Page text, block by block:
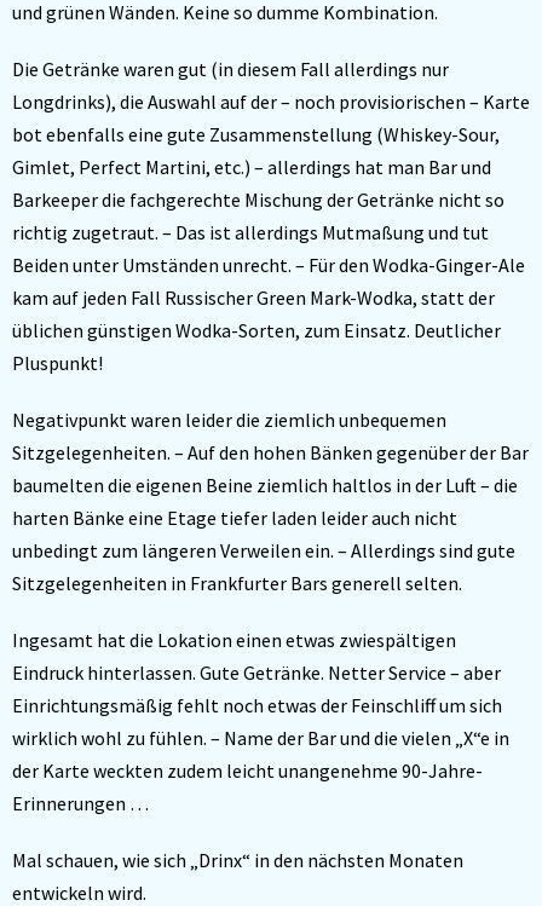
und grünen Wänden. Keine so dumme Kombination.
Die Getränke waren gut (in diesem Fall allerdings nur
Longdrinks), die Auswahl auf der – noch provisiorischen – Karte
bot ebenfalls eine gute Zusammenstellung (Whiskey-Sour,
Gimlet, Perfect Martini, etc.) – allerdings hat man Bar und
Barkeeper die fachgerechte Mischung der Getränke nicht so
richtig zugetraut. – Das ist allerdings Mutmaßung und tut
Beiden unter Umständen unrecht. – Für den Wodka-Ginger-Ale
kam auf jeden Fall Russischer Green Mark-Wodka, statt der
üblichen günstigen Wodka-Sorten, zum Einsatz. Deutlicher
Pluspunkt!
Negativpunkt waren leider die ziemlich unbequemen
Sitzgelegenheiten. – Auf den hohen Bänken gegenüber der Bar
baumelten die eigenen Beine ziemlich haltlos in der Luft – die
harten Bänke eine Etage tiefer laden leider auch nicht
unbedingt zum längeren Verweilen ein. – Allerdings sind gute
Sitzgelegenheiten in Frankfurter Bars generell selten.
Ingesamt hat die Lokation einen etwas zwiespältigen
Eindruck hinterlassen. Gute Getränke. Netter Service – aber
Einrichtungsmäßig fehlt noch etwas der Feinschliff um sich
wirklich wohl zu fühlen. – Name der Bar und die vielen „X“e in
der Karte weckten zudem leicht unangenehme 90-Jahre-
Erinnerungen …
Mal schauen, wie sich „Drinx“ in den nächsten Monaten
entwickeln wird.